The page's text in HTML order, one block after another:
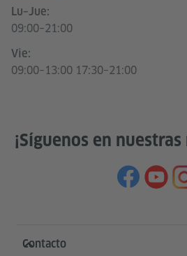
Lu–Jue:
09:00–21:00
Vie:
09:00–13:00 17:30–21:00
¡Síguenos en
Service- und
Contacto